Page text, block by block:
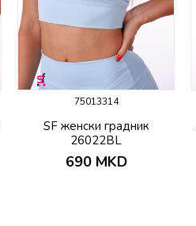
75013314
SF женски градник
26022BL
690 MKD